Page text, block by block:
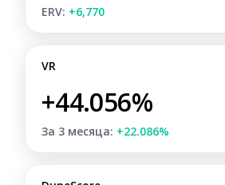
ERV: +6,770
VR
+44.056%
За 3 месяца: +22.086%